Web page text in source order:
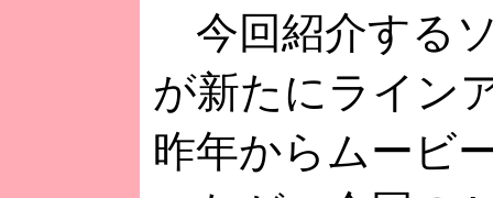
今回紹介する
が新たにライン
昨年からムービ